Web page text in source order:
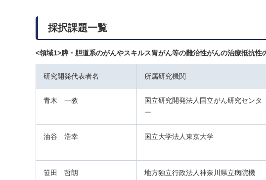
採択課題一覧
<領域1>膵・胆道系のがんやスキルス胃がん等の難治性がんの治療抵抗性
研究開発代表者名 所属研究機関
青木 一教
国立研究開発法人国立がん研究センタ
ー
油谷 浩幸 国立大学法人東京大学
笹田 哲朗
地方独立行政法人神奈川県立病院機